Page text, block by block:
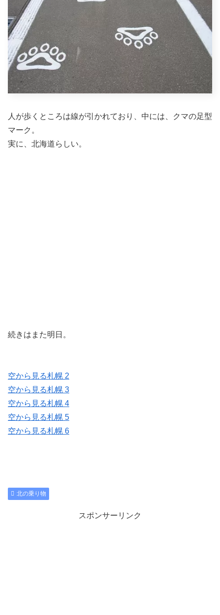
人が歩くところは線が引かれており、中には、クマの足型
マーク。
実に、北海道らしい。
続きはまた明日。
空から見る札幌 2
空から見る札幌 3
空から見る札幌 4
空から見る札幌 5
空から見る札幌 6
北の乗り物
スポンサーリンク